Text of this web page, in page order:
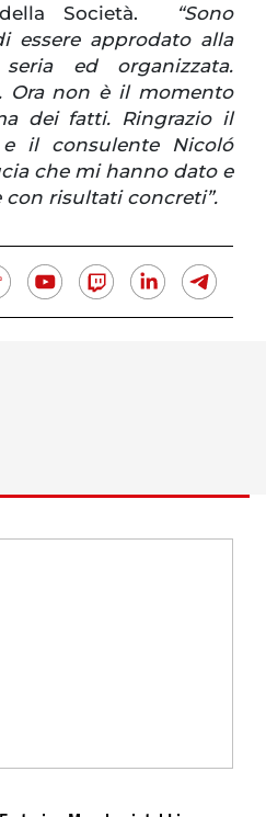
Società.
“Sono
essere approdato alla
ed organizzata.
Ora non è il momento
dei fatti. Ringrazio il
il consulente Nicoló
che mi hanno dato e
risultati concreti”.